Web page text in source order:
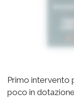
Primo intervento
poco in dotazione